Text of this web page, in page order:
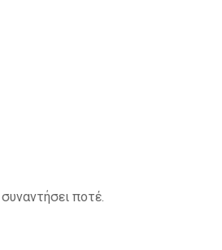
ποτέ.